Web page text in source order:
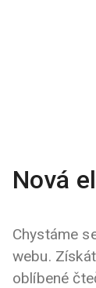
Nová
Chystáme
webu.
oblíbené